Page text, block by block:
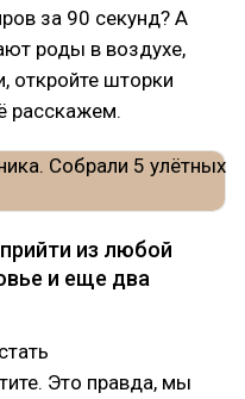
за 90 секунд? А
роды в воздухе,
откройте шторки
расскажем.
из любой
и еще два
Это правда, мы